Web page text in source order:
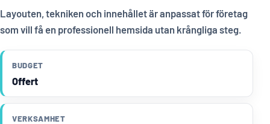
Layouten, tekniken och innehållet är anpassat för företag
som vill få en professionell hemsida utan krångliga steg.
BUDGET
Offert
VERKSAMHET